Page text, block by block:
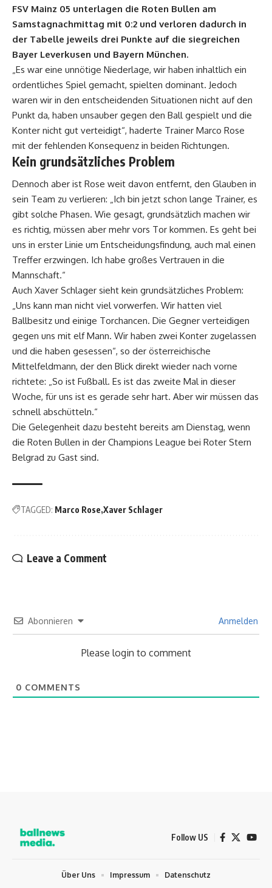
FSV Mainz 05 unterlagen die Roten Bullen am
Samstagnachmittag mit 0:2 und verloren dadurch in
der Tabelle jeweils drei Punkte auf die siegreichen
Bayer Leverkusen und Bayern München.
„Es war eine unnötige Niederlage, wir haben inhaltlich ein
ordentliches Spiel gemacht, spielten dominant. Jedoch
waren wir in den entscheidenden Situationen nicht auf den
Punkt da, haben unsauber gegen den Ball gespielt und die
Konter nicht gut verteidigt“, haderte Trainer Marco Rose
mit der fehlenden Konsequenz in beiden Richtungen.
Kein grundsätzliches Problem
Dennoch aber ist Rose weit davon entfernt, den Glauben in
sein Team zu verlieren: „Ich bin jetzt schon lange Trainer, es
gibt solche Phasen. Wie gesagt, grundsätzlich machen wir
es richtig, müssen aber mehr vors Tor kommen. Es geht bei
uns in erster Linie um Entscheidungsfindung, auch mal einen
Treffer erzwingen. Ich habe großes Vertrauen in die
Mannschaft.“
Auch Xaver Schlager sieht kein grundsätzliches Problem:
„Uns kann man nicht viel vorwerfen. Wir hatten viel
Ballbesitz und einige Torchancen. Die Gegner verteidigen
gegen uns mit elf Mann. Wir haben zwei Konter zugelassen
und die haben gesessen“, so der österreichische
Mittelfeldmann, der den Blick direkt wieder nach vorne
richtete: „So ist Fußball. Es ist das zweite Mal in dieser
Woche, für uns ist es gerade sehr hart. Aber wir müssen das
schnell abschütteln.“
Die Gelegenheit dazu besteht bereits am Dienstag, wenn
die Roten Bullen in der Champions League bei Roter Stern
Belgrad zu Gast sind.
TAGGED: Marco Rose Xaver Schlager
Leave a Comment
Abonnieren Anmelden
Please login to comment
0 COMMENTS
Follow US
Über Uns Impressum Datenschutz